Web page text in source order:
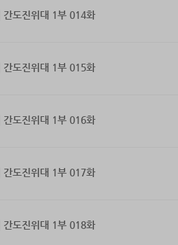
간도진위대 1부 014화
간도진위대 1부 015화
간도진위대 1부 016화
간도진위대 1부 017화
간도진위대 1부 018화